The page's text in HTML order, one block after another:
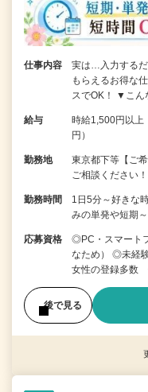
仕事内容
実は…入力する
もらえるお得な
スでOK！ ▼こ
給与
時給1,500円以上
円）
勤務地
東京都下等【ご
ご相談ください！
勤務時間
1日5分～好きな
みの単発や短期
応募資格
◎PC・スマート
なため） ◎未経
女性の登録多数
後で見る